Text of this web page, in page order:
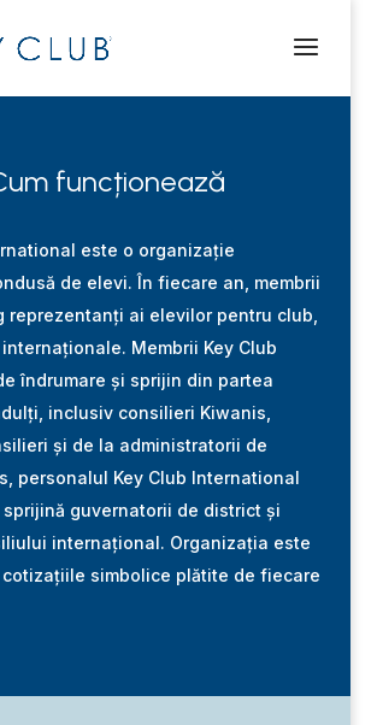
funcționează
este o organizație
de elevi. În fiecare an, membrii
reprezentanți ai elevilor pentru club,
Membrii Key Club
îndrumare și sprijin din partea
inclusiv consilieri Kiwanis,
și de la administratorii de
personalul Key Club International
sprijină guvernatorii de district și
internațional. Organizația este
simbolice plătite de fiecare